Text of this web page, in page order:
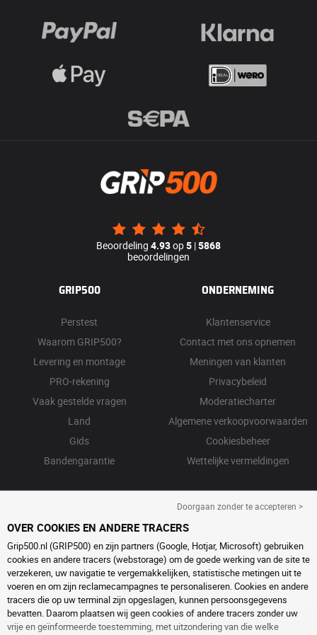
Beoordeling 4.93op5 |5868
beoordelingen
GRIP500
Perstest
Waarom GRIP500?
Levering en montage
PRO-rekening
Vaak gestelde vragen
Land
Gids
Bandengarantie
ONDERNEMING
Klantenservice
Contact met ons opnemen
Meningen van klanten
Privacybeleid
Moderatiecharter
Algemene verkoopvoorwaarden
Cookiesbeheer
Wettelijke vermeldingen
Doorgaan zonder te accepteren >
OVER COOKIES EN ANDERE TRACERS
Grip500.nl (GRIP500) en zijn partners (Google, Hotjar, Microsoft) gebruiken
cookies en andere tracers (webstorage) om de goede werking van de site te
verzekeren, uw navigatie te vergemakkelijken, statistische metingen uit te
voeren en om zijn reclamecampagnes te personaliseren. Cookies en andere
tracers die op uw terminal zijn opgeslagen, kunnen persoonsgegevens
bevatten. Daarom plaatsen wij geen cookies of andere tracers zonder uw
vrije en geïnformeerde toestemming, met uitzondering van die welke